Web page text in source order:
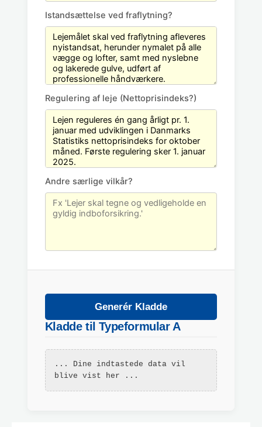
Istandsættelse ved fraflytning?
Regulering af leje (Nettoprisindeks?)
Andre særlige vilkår?
Generér Kladde
Kladde til Typeformular A
... Dine indtastede data vil
blive vist her ...